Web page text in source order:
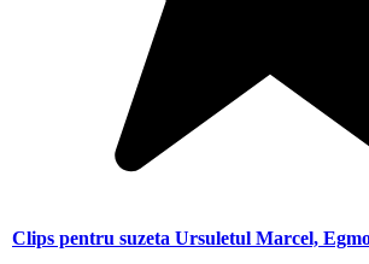
Clips pentru suzeta Ursuletul Marcel,